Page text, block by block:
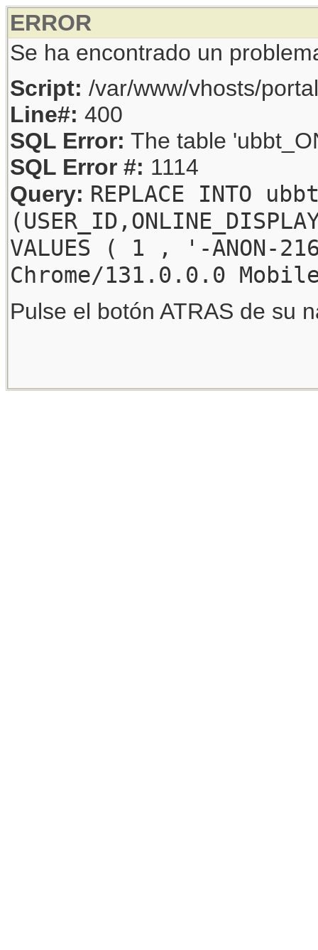
ERROR
Se ha encontrado un
Script: /var/www/vhosts/
Line#: 400
SQL Error: The table
SQL Error #: 1114
Query: REPLACE INTO
VALUES ( 1 , '-
Chrome/131.0.0.0
Pulse el botón ATRAS de su